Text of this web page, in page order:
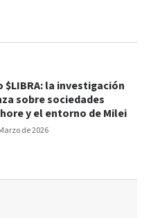
de 2026
$LIBRA: la investigación
sobre sociedades
y el entorno de Milei